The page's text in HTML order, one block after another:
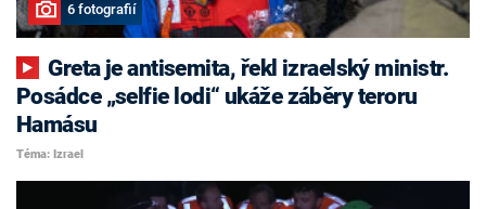
6 fotografií
Greta je antisemita, řekl izraelský ministr.
Posádce „selfie lodi“ ukáže záběry teroru
Hamásu
Téma: Izrael